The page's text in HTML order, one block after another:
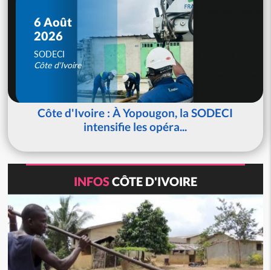
6 Août
2026
SODECI
Côte d'Ivoire
Côte d'Ivoire : À Yopougon, la SODECI
intensifie les opéra...
INFOSCÔTE D'IVOIRE